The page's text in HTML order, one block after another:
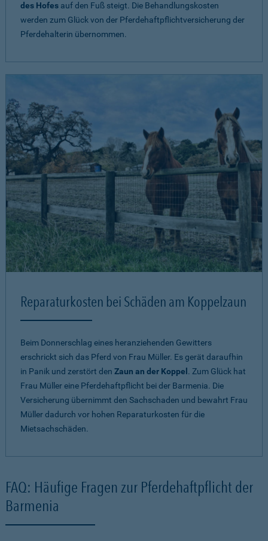
des Hofes auf den Fuß steigt. Die Behandlungskosten
werden zum Glück von der Pferdehaftpflichtversicherung der
Pferdehalterin übernommen.
Reparaturkosten bei Schäden am Koppelzaun
Beim Donnerschlag eines heranziehenden Gewitters
erschrickt sich das Pferd von Frau Müller. Es gerät daraufhin
in Panik und zerstört den Zaun an der Koppel . Zum Glück hat
Frau Müller eine Pferdehaftpflicht bei der Barmenia. Die
Versicherung übernimmt den Sachschaden und bewahrt Frau
Müller dadurch vor hohen Reparaturkosten für die
Mietsachschäden.
FAQ: Häufige Fragen zur Pferdehaftpflicht der
Barmenia